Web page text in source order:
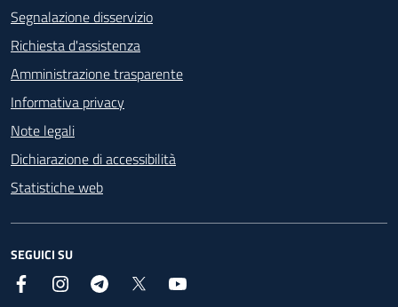
Segnalazione disservizio
Richiesta d'assistenza
Amministrazione trasparente
Informativa privacy
Note legali
Dichiarazione di accessibilità
Statistiche web
SEGUICI SU
Facebook InstagramTelegram